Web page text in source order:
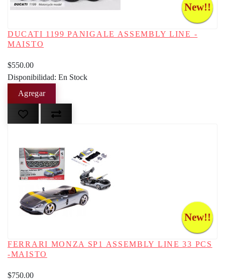
New!!
DUCATI 1199 PANIGALE ASSEMBLY LINE -
MAISTO
$550.00
Disponibilidad: En Stock
New!!
FERRARI MONZA SP1 ASSEMBLY LINE 33 PCS
-MAISTO
$750.00